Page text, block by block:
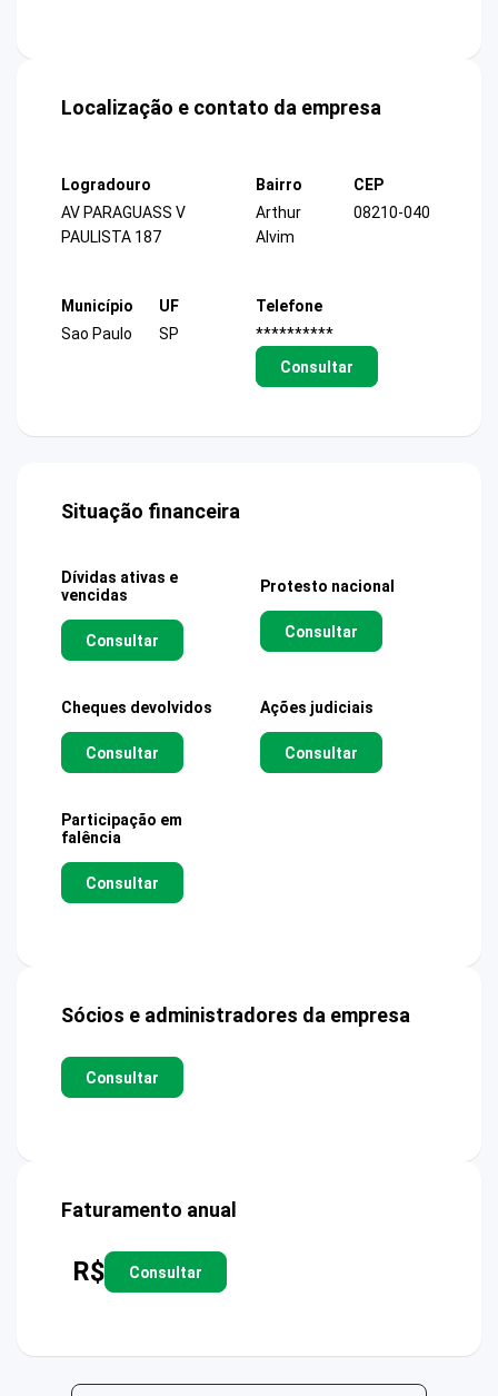
Localização e contato da empresa
Logradouro
AV PARAGUASS V
PAULISTA 187
Bairro
Arthur
Alvim
CEP
08210-040
Município
Sao Paulo
UF
SP
Telefone
**********
Consultar
Situação financeira
Dívidas ativas e
vencidas
Consultar
Protesto nacional
Consultar
Cheques devolvidos
Consultar
Ações judiciais
Consultar
Participação em
falência
Consultar
Sócios e administradores da empresa
Consultar
Faturamento anual
R$ Consultar